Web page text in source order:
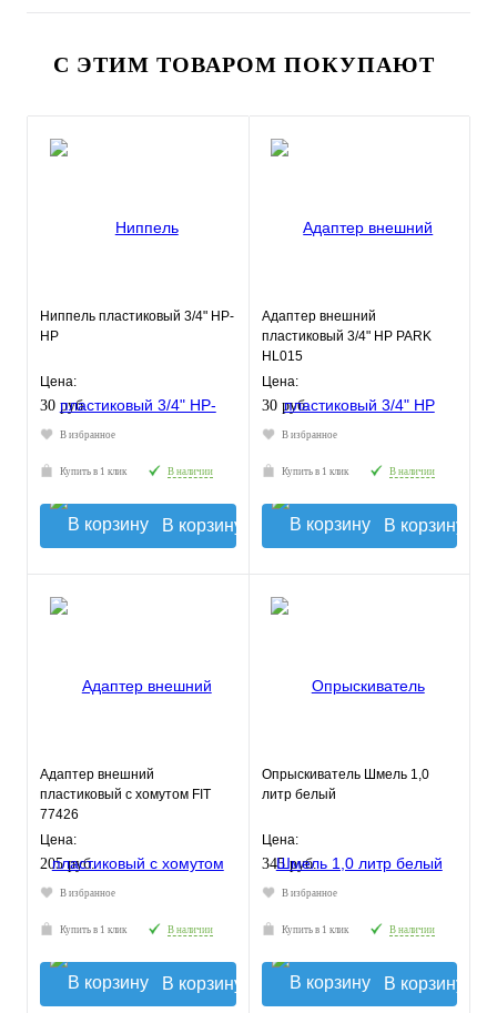
С ЭТИМ ТОВАРОМ ПОКУПАЮТ
Ниппель пластиковый 3/4" НР-
НР
Цена:
30 руб.
В избранное
Купить в 1 клик В наличии
В корзину
Адаптер внешний
пластиковый 3/4" НР PARK
HL015
Цена:
30 руб.
В избранное
Купить в 1 клик В наличии
В корзину
Адаптер внешний
пластиковый с хомутом FIT
77426
Цена:
205 руб.
В избранное
Купить в 1 клик В наличии
В корзину
Опрыскиватель Шмель 1,0
литр белый
Цена:
345 руб.
В избранное
Купить в 1 клик В наличии
В корзину